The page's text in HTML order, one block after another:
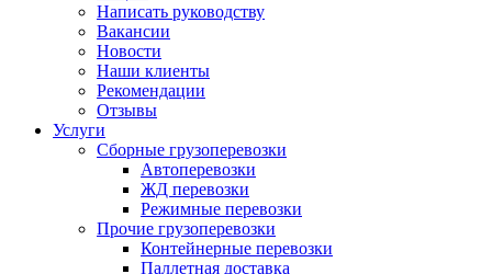
Написать руководству
Вакансии
Новости
Наши клиенты
Рекомендации
Отзывы
Услуги
Сборные грузоперевозки
Автоперевозки
ЖД перевозки
Режимные перевозки
Прочие грузоперевозки
Контейнерные перевозки
Паллетная доставка